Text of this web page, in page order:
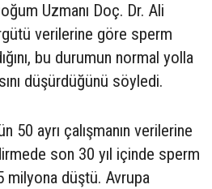
Uzmanı Doç. Dr. Ali
verilerine göre sperm
bu durumun normal yolla
düşürdüğünü söyledi.
50 ayrı çalışmanın verilerine
son 30 yıl içinde sperm
milyona düştü. Avrupa